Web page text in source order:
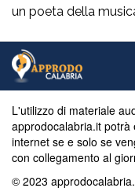
un poeta della
ne va un autentico
maestri che hanno
che a cantare. […]
L'utilizzo di materiale
approdocalabria.it
internet se e solo se
con collegamento al
© 2023